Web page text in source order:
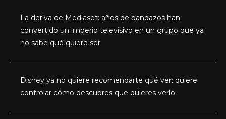
La deriva de Mediaset: años de bandazos han
convertido un imperio televisivo en un grupo que ya
no sabe qué quiere ser
Disney ya no quiere recomendarte qué ver: quiere
controlar cómo descubres que quieres verlo